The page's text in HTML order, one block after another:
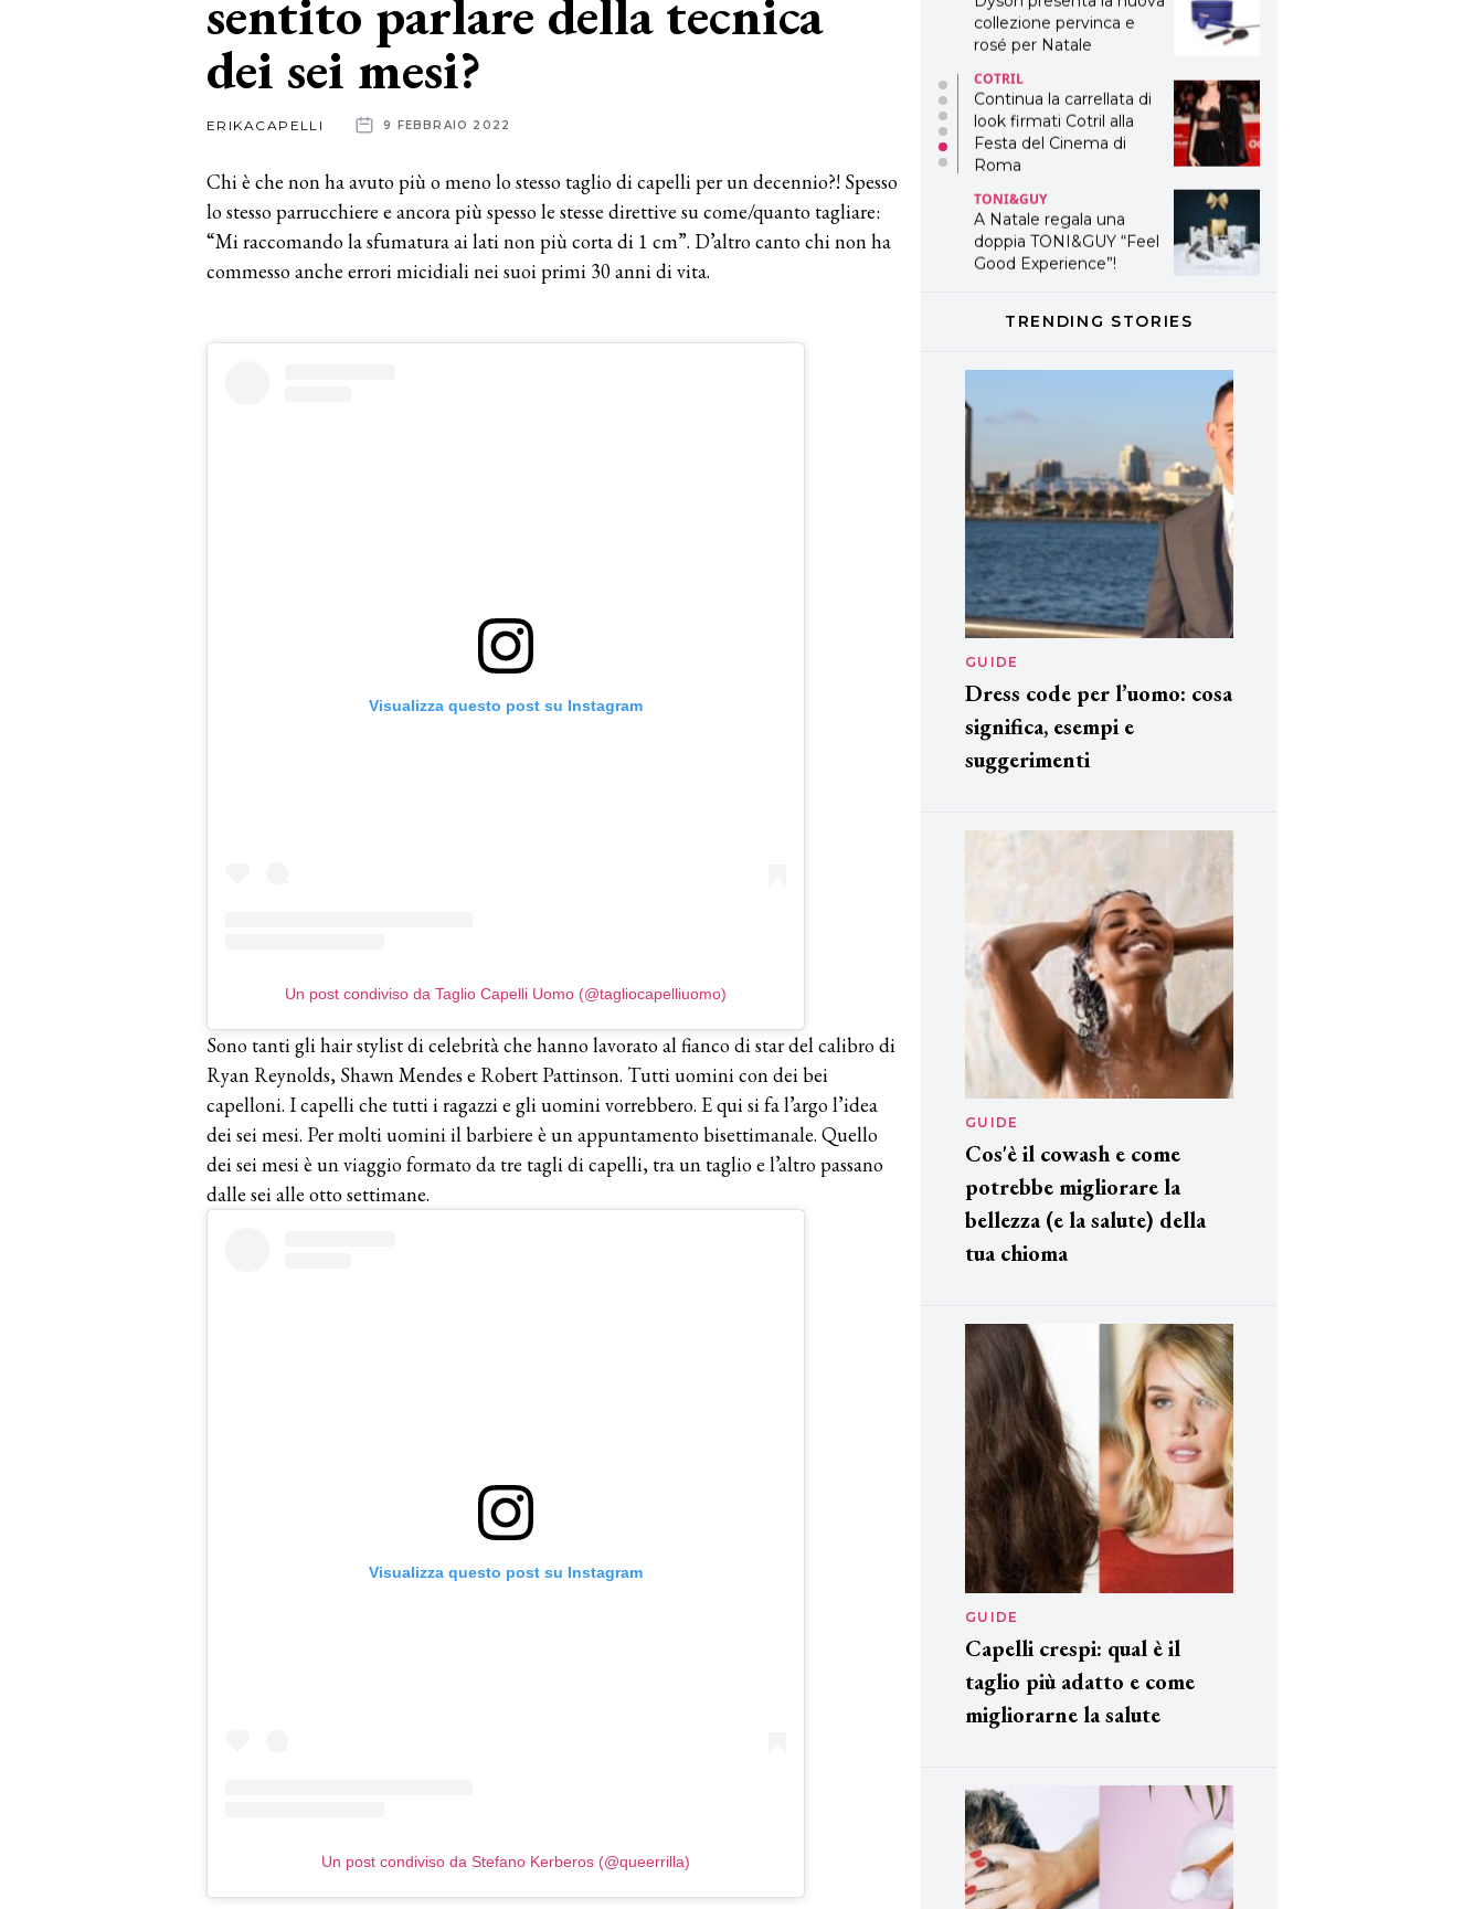
sentito parlare della tecnica
dei sei mesi?
ERIKACAPELLI 9 FEBBRAIO 2022
Chi è che non ha avuto più o meno lo stesso taglio di capelli per un decennio?! Spesso
lo stesso parrucchiere e ancora più spesso le stesse direttive su come/quanto tagliare:
“Mi raccomando la sfumatura ai lati non più corta di 1 cm”. D’altro canto chi non ha
commesso anche errori micidiali nei suoi primi 30 anni di vita.
Visualizza questo post su Instagram
Un post condiviso da Taglio Capelli Uomo (@tagliocapelliuomo)
Sono tanti gli hair stylist di celebrità che hanno lavorato al fianco di star del calibro di
Ryan Reynolds, Shawn Mendes e Robert Pattinson. Tutti uomini con dei bei
capelloni. I capelli che tutti i ragazzi e gli uomini vorrebbero. E qui si fa l’argo l’idea
dei sei mesi. Per molti uomini il barbiere è un appuntamento bisettimanale. Quello
dei sei mesi è un viaggio formato da tre tagli di capelli, tra un taglio e l’altro passano
dalle sei alle otto settimane.
Visualizza questo post su Instagram
Un post condiviso da Stefano Kerberos (@queerrilla)
collezione pervinca e
rosé per Natale
COTRIL
Continua la carrellata di
look firmati Cotril alla
Festa del Cinema di
Roma
TONI&GUY
A Natale regala una
doppia TONI&GUY “Feel
Good Experience”!
LABEL.M lancia la sua
DAVINES
cofanetti beauty preziosi
per un regalo adatto ad
ogni capello
TRENDING STORIES
GUIDE
Dress code per l’uomo: cosa
significa, esempi e
suggerimenti
GUIDE
Cos'è il cowash e come
potrebbe migliorare la
bellezza (e la salute) della
tua chioma
GUIDE
Capelli crespi: qual è il
taglio più adatto e come
migliorarne la salute